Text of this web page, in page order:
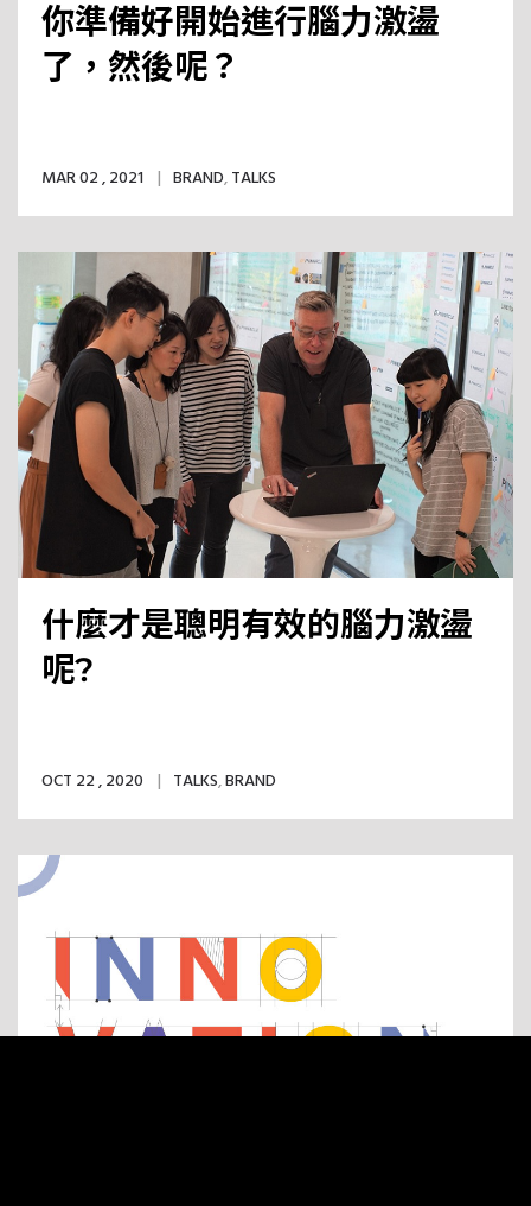
你準備好開始進行腦力激盪
了，然後呢？
MAR 02 , 2021 BRAND,TALKS
什麼才是聰明有效的腦力激盪
呢?
OCT 22 , 2020 TALKS,BRAND